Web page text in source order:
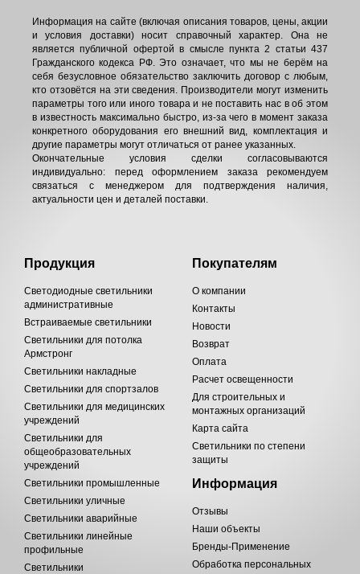
Информация на сайте (включая описания товаров, цены, акции
и условия доставки) носит справочный характер. Она не
является публичной офертой в смысле пункта 2 статьи 437
Гражданского кодекса РФ. Это означает, что мы не берём на
себя безусловное обязательство заключить договор с любым,
кто отзовётся на эти сведения. Производители могут изменить
параметры того или иного товара и не поставить нас в об этом
в известность максимально быстро, из-за чего в момент заказа
конкретного оборудования его внешний вид, комплектация и
другие параметры могут отличаться от ранее указанных.
Окончательные условия сделки согласовываются
индивидуально: перед оформлением заказа рекомендуем
связаться с менеджером для подтверждения наличия,
актуальности цен и деталей поставки.
Продукция
Светодиодные светильники
административные
Встраиваемые светильники
Светильники для потолка
Армстронг
Светильники накладные
Светильники для спортзалов
Светильники для медицинских
учреждений
Светильники для
общеобразовательных
учреждений
Светильники промышленные
Светильники уличные
Светильники аварийные
Светильники линейные
профильные
Светильники
Покупателям
О компании
Контакты
Новости
Возврат
Оплата
Расчет освещенности
Для строительных и
монтажных организаций
Карта сайта
Светильники по степени
защиты
Информация
Отзывы
Наши объекты
Бренды-Применение
Обработка персональных